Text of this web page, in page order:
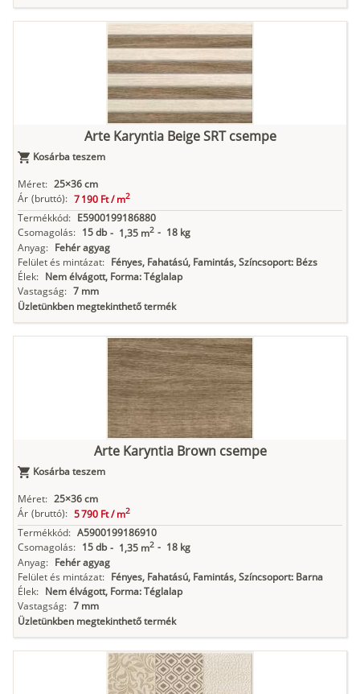
Arte Karyntia Beige SRT csempe
Kosárba teszem
Méret: 25×36 cm
Ár (bruttó): 7 190 Ft /m2
Termékkód: E5900199186880
Csomagolás: 15 db - 1,35 m2 - 18 kg
Anyag: Fehér agyag
Felület és mintázat: Fényes, Fahatású, Famintás, Színcsoport: Bézs
Élek: Nem élvágott, Forma: Téglalap
Vastagság: 7 mm
Üzletünkben megtekinthető termék
Arte Karyntia Brown csempe
Kosárba teszem
Méret: 25×36 cm
Ár (bruttó): 5 790 Ft /m2
Termékkód: A5900199186910
Csomagolás: 15 db - 1,35 m2 - 18 kg
Anyag: Fehér agyag
Felület és mintázat: Fényes, Fahatású, Famintás, Színcsoport: Barna
Élek: Nem élvágott, Forma: Téglalap
Vastagság: 7 mm
Üzletünkben megtekinthető termék